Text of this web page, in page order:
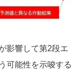
影響して第2段エ
可能性を示唆する